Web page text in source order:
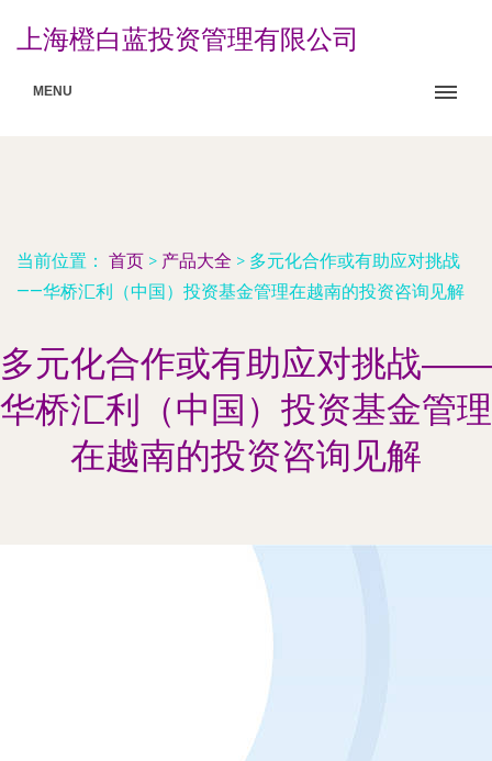
上海橙白蓝投资管理有限公司
MENU
当前位置： 首页 > 产品大全 > 多元化合作或有助应对挑战
——华桥汇利（中国）投资基金管理在越南的投资咨询见解
多元化合作或有助应对挑战——
华桥汇利（中国）投资基金管理
在越南的投资咨询见解